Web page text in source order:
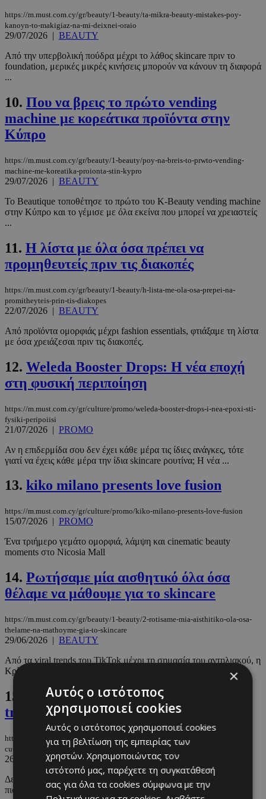
https://m.must.com.cy/gr/beauty/1-beauty/ta-mikra-beauty-mistakes-poy-
kanoyn-to-makigiaz-na-mi-deixnei-oraio
29/07/2026 | BEAUTY
Από την υπερβολική πούδρα μέχρι το λάθος skincare πριν το
foundation, μερικές μικρές κινήσεις μπορούν να κάνουν τη διαφορά
...
10. Που να βρεις το πρώτο vending
machine με κορεάτικα προϊόντα στην
Κύπρο
https://m.must.com.cy/gr/beauty/1-beauty/poy-na-breis-to-prwto-vending-
machine-me-koreatika-proionta-stin-kypro
29/07/2026 | BEAUTY
Το Beautique τοποθέτησε το πρώτο του K-Beauty vending machine
στην Κύπρο και το γέμισε με όλα εκείνα που μπορεί να χρειαστείς
...
11. H λίστα με όλα όσα πρέπει να
προμηθευτείς πριν τις διακοπές
https://m.must.com.cy/gr/beauty/1-beauty/h-lista-me-ola-osa-prepei-na-
promitheyteis-prin-tis-diakopes
22/07/2026 | BEAUTY
Από προϊόντα ομορφιάς μέχρι fashion essentials, φτιάξαμε τη λίστα
με όσα χρειάζεσαι πριν τις διακοπές.
12. Weleda Booster Drops: Η νέα εποχή
στη φυσική περιποίηση
https://m.must.com.cy/gr/culture/promo/weleda-booster-drops-i-nea-epoxi-sti-
fysiki-peripoiisi
21/07/2026 | PROMO
Αν η επιδερμίδα σου δεν έχει κάθε μέρα τις ίδιες ανάγκες, τότε
γιατί να έχεις κάθε μέρα την ίδια skincare ρουτίνα; Η νέα ...
13. kiko milano presents love fusion
https://m.must.com.cy/gr/culture/promo/kiko-milano-presents-love-fusion
15/07/2026 | PROMO
Ένα τριήμερο γεμάτο ομορφιά, λάμψη και cinematic beauty
moments στο Nicosia Mall
14. Ρωτήσαμε μία αισθητικό όλα όσα
θέλαμε να μάθουμε για το skincare
https://m.must.com.cy/gr/beauty/1-beauty/2-rotisame-mia-aisthitiko-ola-osa-
thelame-na-mathoyme-gia-to-skincare
29/06/2026 | BEAUTY
Από τα viral trends του TikTok μέχρι τη σημασία του αντηλιακού, η
Κρίστη Αντωνοπούλου απαντά στις πιο συχνές απορίες και ...
15.
Οι ψεύτικες φακίδες είναι το πιο cute
trend του καλοκαιριού
https://m.must.com.cy/gr/beauty/1-beauty/oi-pseytikes-fakides-einai-to-pio-
cute-trend-toy-kalokairioy
26/06/2026|BEAUTY
Δεν χρειάζεται να γεννηθήκατε με φακίδες για να αποκτήσετε το
πιο φυσικό και ηλιοκαμένο beauty look του καλοκαιριού.
×
Αυτός ο ιστότοπος
χρησιμοποιεί cookies
Αυτός ο ιστότοπος χρησιμοποιεί cookies
για τη βελτίωση της εμπειρίας των
χρηστών. Χρησιμοποιώντας τον
ιστότοπό μας, παρέχετε τη συγκατάθεσή
σας για όλα τα cookies σύμφωνα με την